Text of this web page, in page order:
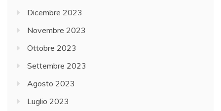
Dicembre 2023
Novembre 2023
Ottobre 2023
Settembre 2023
Agosto 2023
Luglio 2023